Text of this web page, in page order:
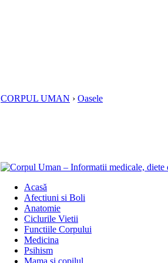
CORPUL UMAN › Oasele
Acasă
Afectiuni si Boli
Anatomie
Ciclurile Vietii
Functiile Corpului
Medicina
Psihism
Mama si copilul